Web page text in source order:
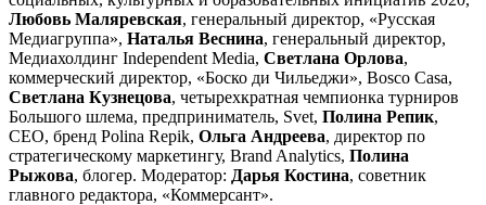
Любовь Маляревская, генеральный директор, «Русская
Медиагруппа», Наталья Веснина, генеральный директор,
Медиахолдинг Independent Media, Светлана Орлова,
коммерческий директор, «Боско ди Чильеджи», Bosco Casa,
Светлана Кузнецова, четырехкратная чемпионка турниров
Большого шлема, предприниматель, Svet, Полина Репик,
CEO, бренд Polina Repik, Ольга Андреева, директор по
стратегическому маркетингу, Brand Analytics, Полина
Рыжова, блогер. Модератор: Дарья Костина, советник
главного редактора, «Коммерсант».